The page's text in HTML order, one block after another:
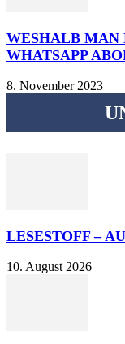
WESHALB MAN
WHATSAPP
8. November 2023
LESESTOFF –
10. August 2026